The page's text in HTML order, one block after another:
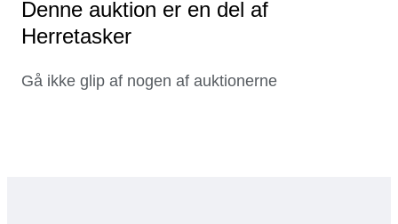
Denne auktion er en del af
Herretasker
Gå ikke glip af nogen af auktionerne